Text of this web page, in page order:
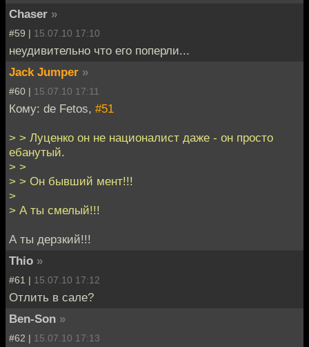
Chaser »
#59 | 15.07.10 17:10
неудивительно что его поперли...
Jack Jumper »
#60 | 15.07.10 17:11
Кому: de Fetos, #51
> > Луценко он не националист даже - он просто
ебанутый.
> >
> > Он бывший мент!!!
>
> А ты смелый!!!
А ты дерзкий!!!
Thio »
#61 | 15.07.10 17:12
Отлить в сале?
Ben-Son »
#62 | 15.07.10 17:13